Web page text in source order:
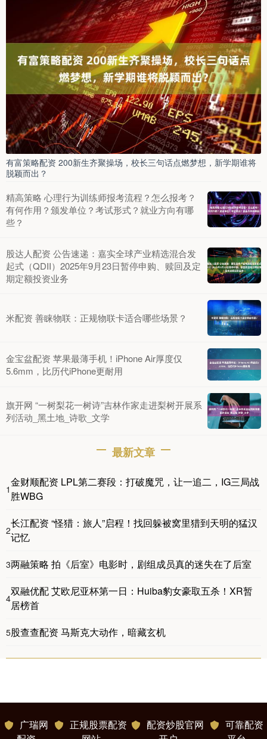
有富策略配资 200新生齐聚操场，校长三句话点燃梦想，新学期谁将
脱颖而出？
精高策略 心理行为训练师报考流程？怎么报考？
有何作用？颁发单位？考试形式？就业方向有哪
些？
股达人配资 公告速递：嘉实全球产业精选混合发
起式（QDII）2025年9月23日暂停申购、赎回及定
期定额投资业务
米配资 善睐物联：正规物联卡适合哪些场景？
金宝盆配资 苹果最薄手机！iPhone Air厚度仅
5.6mm，比历代iPhone更耐用
旗开网 “一树梨花一树诗”吉林作家走进梨树开展系
列活动_黑土地_诗歌_文学
最新文章
1
金财顺配资 LPL第二赛段：打破魔咒，让一追二，IG三局战
胜WBG
2
长江配资 “怪猎：旅人”启程！找回躲被窝里猎到天明的猛汉
记忆
3两融策略 拍《后室》电影时，剧组成员真的迷失在了后室
4
双融优配 艾欧尼亚杯第一日：Huiba豹女豪取五杀！XR暂
居榜首
5股查查配资 马斯克大动作，暗藏玄机
广瑞网
正规股票配资
配资炒股官网
可靠配资